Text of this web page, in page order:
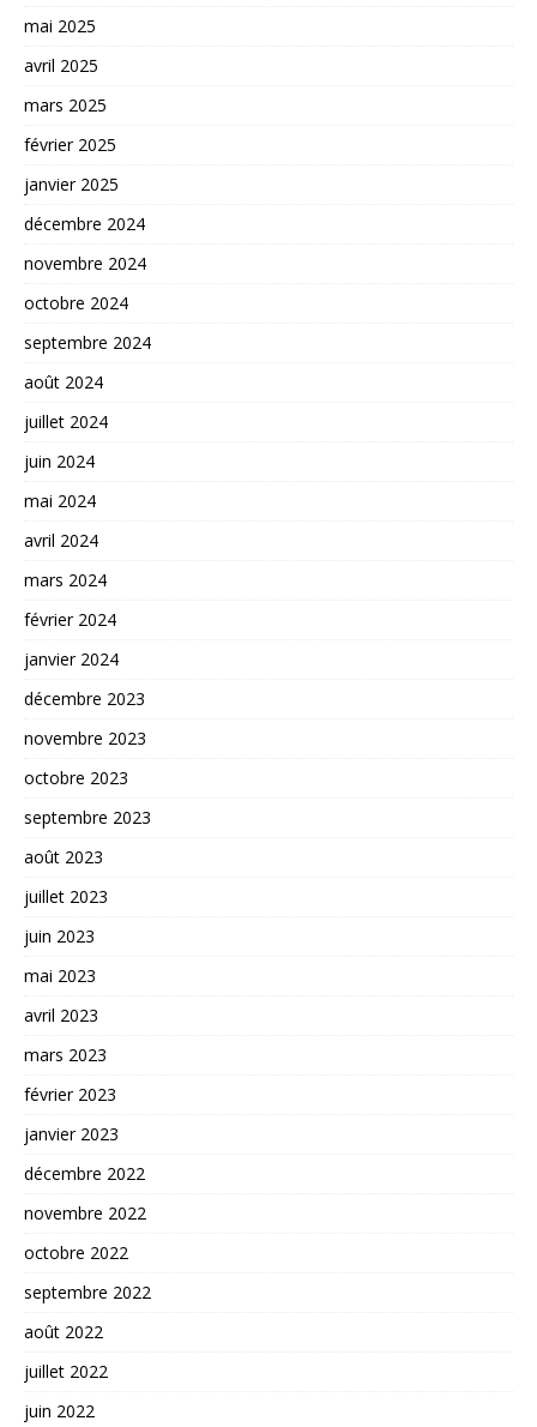
mai 2025
avril 2025
mars 2025
février 2025
janvier 2025
décembre 2024
novembre 2024
octobre 2024
septembre 2024
août 2024
juillet 2024
juin 2024
mai 2024
avril 2024
mars 2024
février 2024
janvier 2024
décembre 2023
novembre 2023
octobre 2023
septembre 2023
août 2023
juillet 2023
juin 2023
mai 2023
avril 2023
mars 2023
février 2023
janvier 2023
décembre 2022
novembre 2022
octobre 2022
septembre 2022
août 2022
juillet 2022
juin 2022